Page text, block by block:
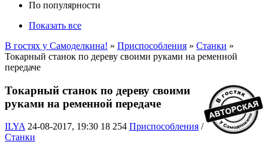
По популярности
Показать все
В гостях у Самоделкина! » Приспособления » Станки »
Токарный станок по дереву своими руками на ременной
передаче
Токарный станок по дереву своими
руками на ременной передаче
ILYA 24-08-2017, 19:30 18 254 Приспособления /
Станки